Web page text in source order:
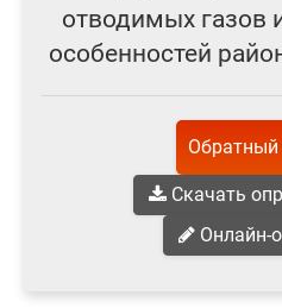
отводимых газов
особенностей
Обратный
Скачать
Онлайн-